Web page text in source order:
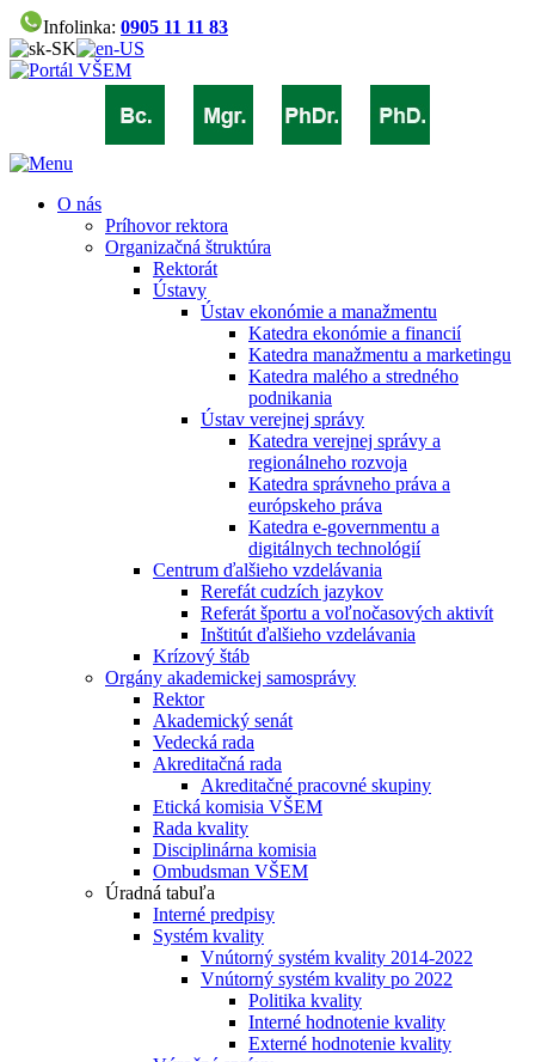
Infolinka: 0905 11 11 83
O nás
Príhovor rektora
Organizačná štruktúra
Rektorát
Ústavy
Ústav ekonómie a manažmentu
Katedra ekonómie a financií
Katedra manažmentu a marketingu
Katedra malého a stredného
podnikania
Ústav verejnej správy
Katedra verejnej správy a
regionálneho rozvoja
Katedra správneho práva a
európskeho práva
Katedra e-governmentu a
digitálnych technológií
Centrum ďalšieho vzdelávania
Rerefát cudzích jazykov
Referát športu a voľnočasových aktivít
Inštitút ďalšieho vzdelávania
Krízový štáb
Orgány akademickej samosprávy
Rektor
Akademický senát
Vedecká rada
Akreditačná rada
Akreditačné pracovné skupiny
Etická komisia VŠEM
Rada kvality
Disciplinárna komisia
Ombudsman VŠEM
Úradná tabuľa
Interné predpisy
Systém kvality
Vnútorný systém kvality 2014-2022
Vnútorný systém kvality po 2022
Politika kvality
Interné hodnotenie kvality
Externé hodnotenie kvality